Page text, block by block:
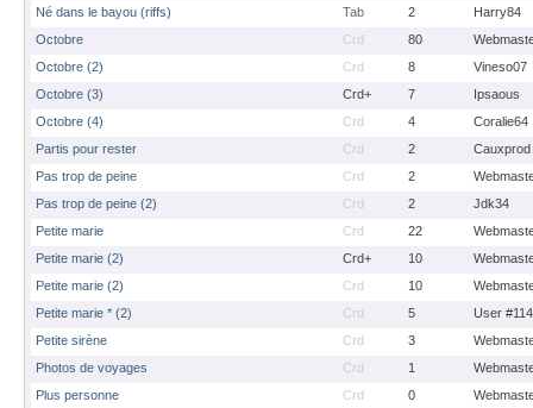
Né dans le bayou (riffs)
Tab 2
Harry84
Octobre
Crd 80
Octobre (2)
Crd 8
Vineso07
Octobre (3)
Crd+ 7
Ipsaous
Octobre (4)
Crd 4
Coralie64
Partis pour rester
Crd 2
Cauxprod
Pas trop de peine
Crd 2
Pas trop de peine (2)
Crd 2
Jdk34
Petite marie
Crd 22
Petite marie (2)
Crd+ 10
Petite marie (2)
Crd 10
Petite marie * (2)
Crd 5
User
Petite sirène
Crd 3
Photos de voyages
Crd 1
Plus personne
Crd 0